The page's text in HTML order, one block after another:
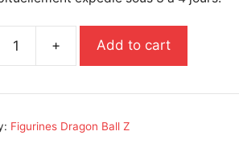
+ Add to cart
Figurines Dragon Ball Z